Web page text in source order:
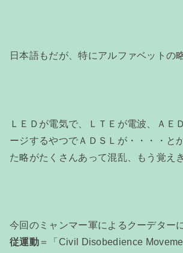
日本語もだが、特にアルファベットの
ＬＥＤが電気で、ＬＴＥが電波、ＡＥ
ージするやつでＡＤＳＬが・・・・と
た略がたくさんあって混乱、もう覚え
今回のミャンマー軍によるクーデター
従運動＝「Civil Disobedience